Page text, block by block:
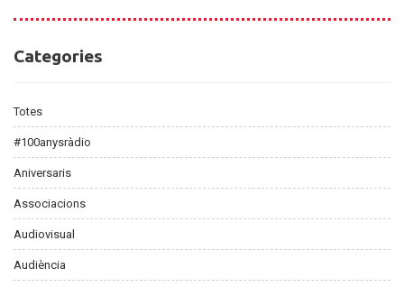
Categories
Categories
Totes
#100anysràdio
Aniversaris
Associacions
Audiovisual
Audiència